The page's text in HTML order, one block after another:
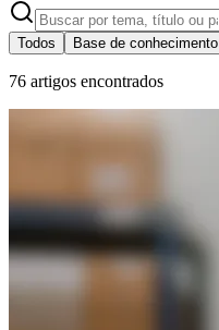
Todos Base de conhecimento
76 artigos encontrados